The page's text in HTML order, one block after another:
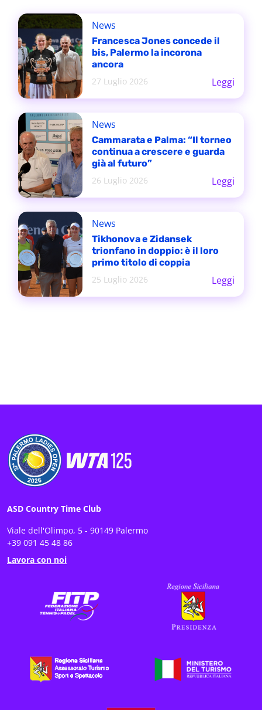
News
Francesca Jones concede il
bis, Palermo la incorona
ancora
27 Luglio 2026
Leggi
News
Cammarata e Palma: “Il torneo
continua a crescere e guarda
già al futuro”
26 Luglio 2026
Leggi
News
Tikhonova e Zidansek
trionfano in doppio: è il loro
primo titolo di coppia
25 Luglio 2026
Leggi
ASD Country Time Club
Viale dell'Olimpo, 5 - 90149 Palermo
+39 091 45 48 86
Lavora con noi